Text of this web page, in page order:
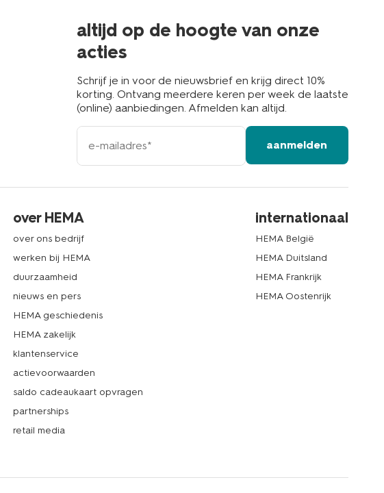
altijd op de hoogte van onze
acties
Schrijf je in voor de nieuwsbrief en krijg direct 10%
korting. Ontvang meerdere keren per week de laatste
(online) aanbiedingen. Afmelden kan altijd.
e-
mailadres
aanmelden
over HEMA
over ons bedrijf
werken bij HEMA
duurzaamheid
nieuws en pers
HEMA geschiedenis
HEMA zakelijk
klantenservice
actievoorwaarden
saldo cadeaukaart opvragen
partnerships
retail media
internationaal
HEMA België
HEMA Duitsland
HEMA Frankrijk
HEMA Oostenrijk